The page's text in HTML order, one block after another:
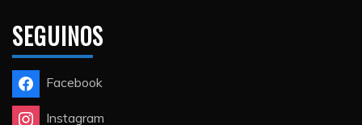
SEGUINOS
Facebook
Instagram